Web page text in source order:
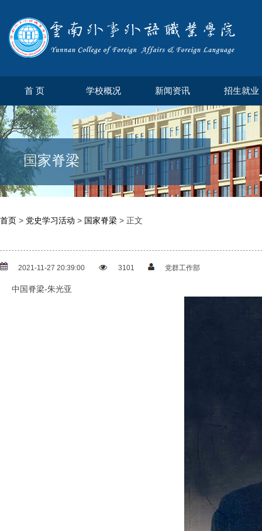
首 页 学校概况 新闻资讯 招生就业
国家脊梁
首页 > 党史学习活动 > 国家脊梁 > 正文
2021-11-27 20:39:00 3101 党群工作部
中国脊梁-朱光亚